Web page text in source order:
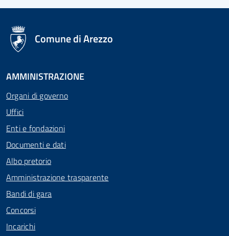
logo Unione Europea
Comune di Arezzo
AMMINISTRAZIONE
Organi di governo
Uffici
Enti e fondazioni
Documenti e dati
Albo pretorio
Amministrazione trasparente
Bandi di gara
Concorsi
Incarichi